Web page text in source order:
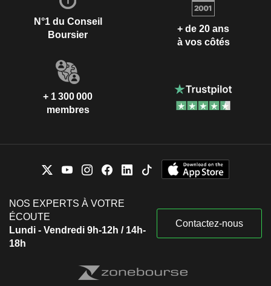
N°1 du Conseil
Boursier
+ de 20 ans
à vos côtés
+ 1 300 000
membres
NOS EXPERTS À VOTRE
ÉCOUTE
Lundi - Vendredi 9h-12h / 14h-
18h
Contactez-nous